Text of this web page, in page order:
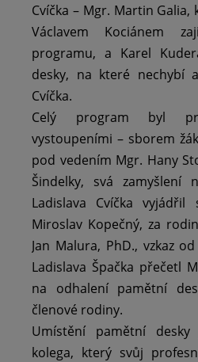
Cvíčka – Mgr. Martin
Václavem Kociánem
programu, a Karel
desky, na které nechybí
Cvíčka.
Celý program byl
vystoupeními – sborem
pod vedením Mgr. Hany
Šindelky, svá zamyšlení
Ladislava Cvíčka
Miroslav Kopečný, za
Jan Malura, PhD., vzkaz
Ladislava Špačka přečetl
na odhalení pamětní
členové rodiny.
Umístění pamětní
kolega, který svůj